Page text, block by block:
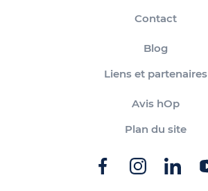
Contact
Blog
Liens et partenaires
Avis hOp
Plan du site